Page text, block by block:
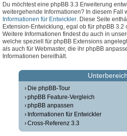
Du möchtest eine phpBB 3.3 Erweiterung
weitergehende Informationen? In diesem Fall
Informationen für Entwickler . Diese Seite
Extension-Entwicklung, egal ob für phpBB 3.2
Weitere Informationen findest du auch in
welche speziell für phpBB Extensions
als auch für Webmaster, die ihr phpBB
Informationen bereithält.
Die phpBB-Tour
phpBB Feature-Vergleich
phpBB anpassen
Informationen für Entwickler
Cross-Referenz 3.3